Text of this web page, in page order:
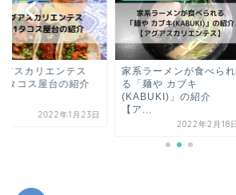
ラーメンが食べられ
麺や カブキ
アグアスカリエンテス情
報 | 日本食、イタリア
ン、ケーキ、カフェ、...